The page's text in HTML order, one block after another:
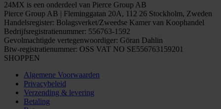
24MX is een onderdeel van Pierce Group AB
Pierce Group AB | Fleminggatan 20A, 112 26 Stockholm, Zweden
Handelsregister: Bolagsverket/Zweedse Kamer van Koophandel
Bedrijfsregistratienummer: 556763-1592
Gevolmachtigde vertegenwoordiger: Göran Dahlin
Btw-registratienummer: OSS VAT NO SE556763159201
SHOPPEN
Algemene Voorwaarden
Privacybeleid
Verzending & levering
Betaling